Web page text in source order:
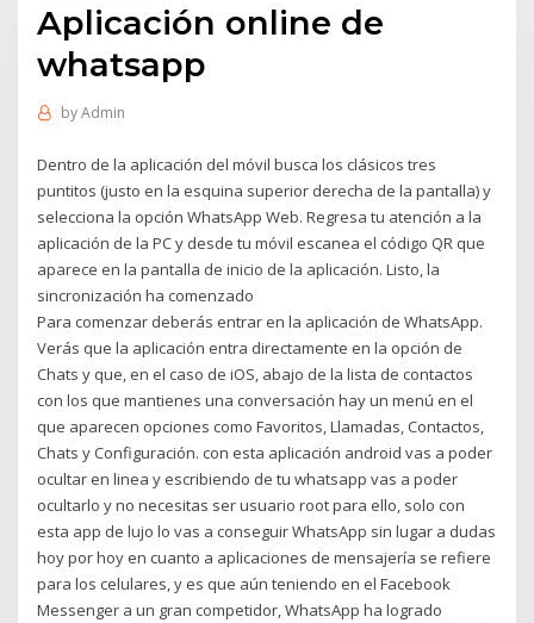
Aplicación online de
whatsapp
byAdmin
Dentro de la aplicación del móvil busca los clásicos tres
puntitos (justo en la esquina superior derecha de la pantalla) y
selecciona la opción WhatsApp Web. Regresa tu atención a la
aplicación de la PC y desde tu móvil escanea el código QR que
aparece en la pantalla de inicio de la aplicación. Listo, la
sincronización ha comenzado
Para comenzar deberás entrar en la aplicación de WhatsApp.
Verás que la aplicación entra directamente en la opción de
Chats y que, en el caso de iOS, abajo de la lista de contactos
con los que mantienes una conversación hay un menú en el
que aparecen opciones como Favoritos, Llamadas, Contactos,
Chats y Configuración. con esta aplicación android vas a poder
ocultar en linea y escribiendo de tu whatsapp vas a poder
ocultarlo y no necesitas ser usuario root para ello, solo con
esta app de lujo lo vas a conseguir WhatsApp sin lugar a dudas
hoy por hoy en cuanto a aplicaciones de mensajería se refiere
para los celulares, y es que aún teniendo en el Facebook
Messenger a un gran competidor, WhatsApp ha logrado